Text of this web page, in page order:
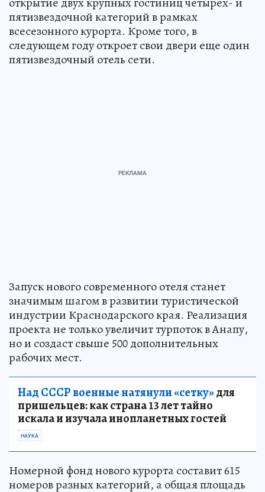
пятизвездочной категорий в рамках
всесезонного курорта. Кроме того, в
следующем году откроет свои двери еще один
пятизвездочный отель сети.
Запуск нового современного отеля станет
значимым шагом в развитии туристической
индустрии Краснодарского края. Реализация
проекта не только увеличит турпоток в Анапу,
но и создаст свыше 500 дополнительных
рабочих мест.
Над СССР военные натянули «сетку»для
пришельцев: как страна 13 лет тайно
искала и изучала инопланетных гостей
НАУКА
Номерной фонд нового курорта составит 615
номеров разных категорий, а общая площадь